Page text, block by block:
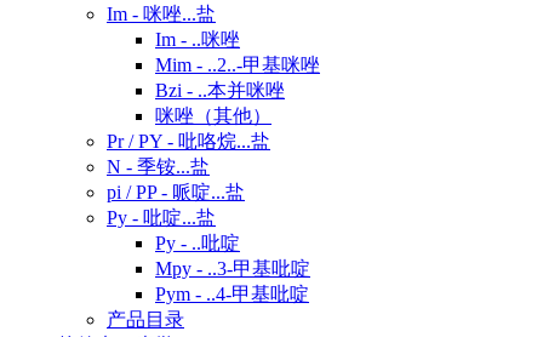
Im - 咪唑...盐
Im - ..咪唑
Mim - ..2..-甲基咪唑
Bzi - ..本并咪唑
咪唑（其他）
Pr / PY - 吡咯烷...盐
N - 季铵...盐
pi / PP - 哌啶...盐
Py - 吡啶...盐
Py - ..吡啶
Mpy - ..3-甲基吡啶
Pym - ..4-甲基吡啶
产品目录